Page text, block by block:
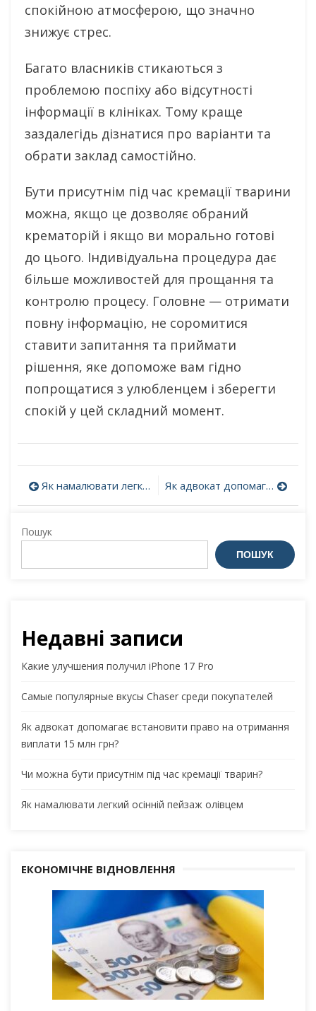
спокійною атмосферою, що значно
знижує стрес.
Багато власників стикаються з
проблемою поспіху або відсутності
інформації в клініках. Тому краще
заздалегідь дізнатися про варіанти та
обрати заклад самостійно.
Бути присутнім під час кремації тварини
можна, якщо це дозволяє обраний
крематорій і якщо ви морально готові
до цього. Індивідуальна процедура дає
більше можливостей для прощання та
контролю процесу. Головне — отримати
повну інформацію, не соромитися
ставити запитання та приймати
рішення, яке допоможе вам гідно
попрощатися з улюбленцем і зберегти
спокій у цей складний момент.
Навігація
записів
Як намалювати легкий осінній пейзаж олівцем Як адвокат допомагає встановити право на отримання виплати 15 млн грн?
Пошук
ПОШУК
Недавні записи
Какие улучшения получил iPhone 17 Pro
Самые популярные вкусы Chaser среди покупателей
Як адвокат допомагає встановити право на отримання
виплати 15 млн грн?
Чи можна бути присутнім під час кремації тварин?
Як намалювати легкий осінній пейзаж олівцем
ЕКОНОМІЧНЕ ВІДНОВЛЕННЯ